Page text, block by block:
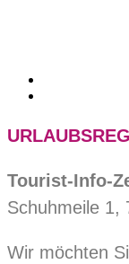
Tourist-Info-
Schuhmeile 1,
Wir möchten